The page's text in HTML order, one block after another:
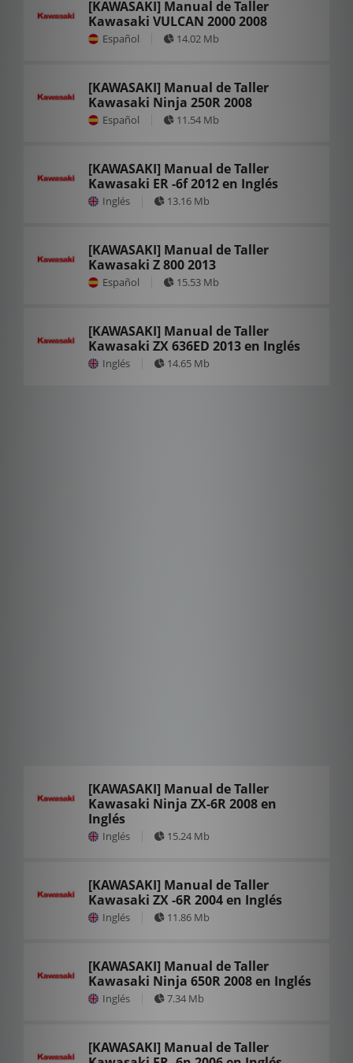
[KAWASAKI] Manual de Taller
Kawasaki VULCAN 2000 2008
Español 14.02 Mb
[KAWASAKI] Manual de Taller
Kawasaki Ninja 250R 2008
Español 11.54 Mb
[KAWASAKI] Manual de Taller
Kawasaki ER -6f 2012 en Inglés
Inglés 13.16 Mb
[KAWASAKI] Manual de Taller
Kawasaki Z 800 2013
Español 15.53 Mb
[KAWASAKI] Manual de Taller
Kawasaki ZX 636ED 2013 en Inglés
Inglés 14.65 Mb
[KAWASAKI] Manual de Taller
Kawasaki Ninja ZX-6R 2008 en
Inglés
Inglés 15.24 Mb
[KAWASAKI] Manual de Taller
Kawasaki ZX -6R 2004 en Inglés
Inglés 11.86 Mb
[KAWASAKI] Manual de Taller
Kawasaki Ninja 650R 2008 en Inglés
Inglés 7.34 Mb
[KAWASAKI] Manual de Taller